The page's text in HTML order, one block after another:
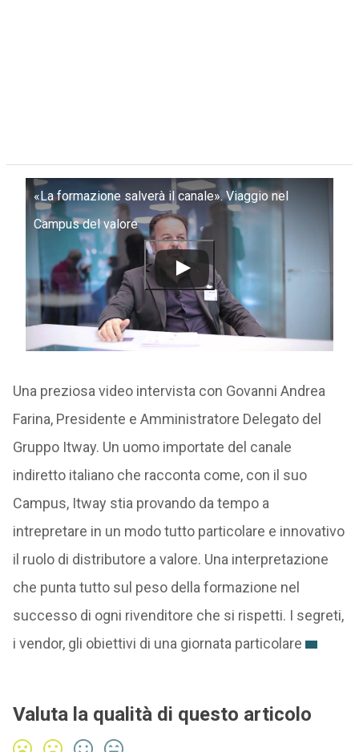
«La formazione salverà il canale». Viaggio nel
Campus del valore
Una preziosa video intervista con Govanni Andrea
Farina, Presidente e Amministratore Delegato del
Gruppo Itway. Un uomo importate del canale
indiretto italiano che racconta come, con il suo
Campus, Itway stia provando da tempo a
intrepretare in un modo tutto particolare e innovativo
il ruolo di distributore a valore. Una interpretazione
che punta tutto sul peso della formazione nel
successo di ogni rivenditore che si rispetti. I segreti,
i vendor, gli obiettivi di una giornata particolare
Valuta la qualità di questo articolo